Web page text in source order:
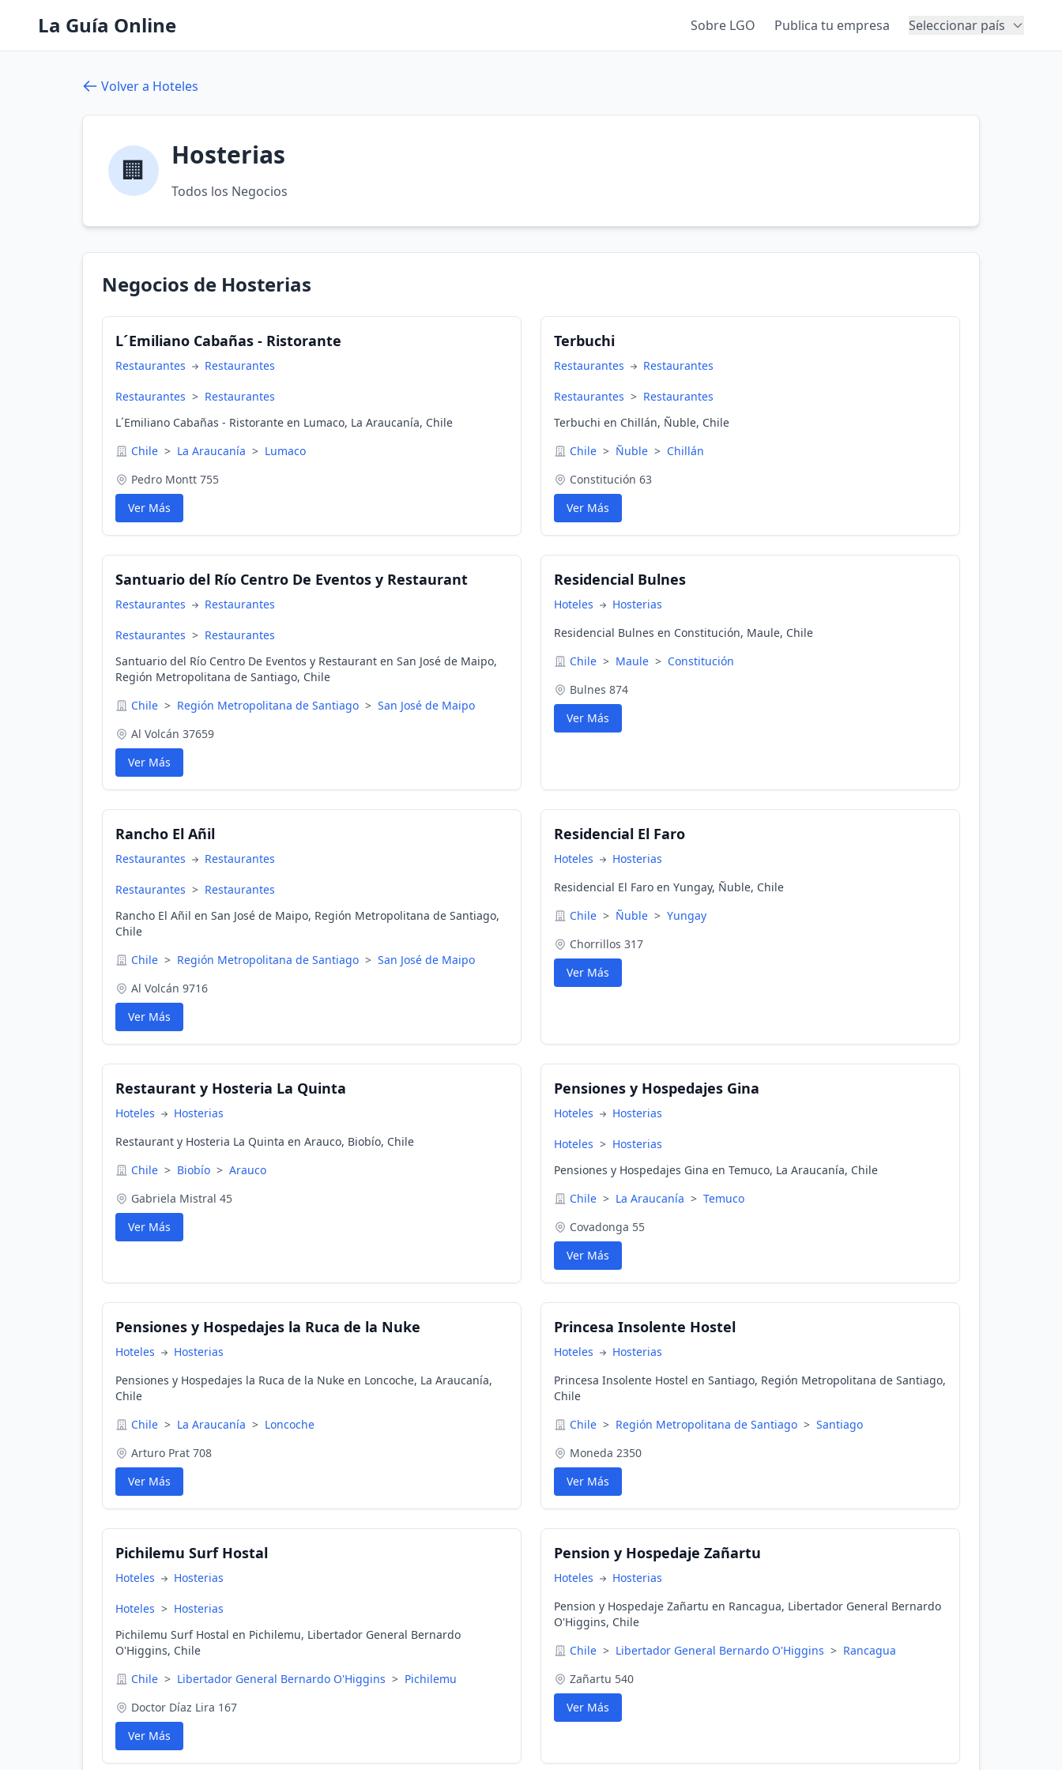
La Guía Online Sobre LGO Publica tu empresa Seleccionar país
Volver a Hoteles
🏢 Hosterias
Todos los Negocios
Negocios de Hosterias
L´Emiliano Cabañas - Ristorante
Restaurantes Restaurantes
Restaurantes > Restaurantes
L´Emiliano Cabañas - Ristorante en Lumaco, La Araucanía, Chile
Chile > La Araucanía > Lumaco
Pedro Montt 755
Ver Más
Terbuchi
Restaurantes Restaurantes
Restaurantes > Restaurantes
Terbuchi en Chillán, Ñuble, Chile
Chile > Ñuble > Chillán
Constitución 63
Ver Más
Santuario del Río Centro De Eventos y Restaurant
Restaurantes Restaurantes
Restaurantes > Restaurantes
Santuario del Río Centro De Eventos y Restaurant en San José de Maipo,
Región Metropolitana de Santiago, Chile
Chile > Región Metropolitana de Santiago > San José de Maipo
Al Volcán 37659
Ver Más
Residencial Bulnes
Hoteles
Hosterias
Residencial Bulnes en Constitución, Maule, Chile
Chile > Maule > Constitución
Bulnes 874
Ver Más
Rancho El Añil
Restaurantes Restaurantes
Restaurantes > Restaurantes
Rancho El Añil en San José de Maipo, Región Metropolitana de Santiago,
Chile
Chile > Región Metropolitana de Santiago > San José de Maipo
Al Volcán 9716
Ver Más
Residencial El Faro
Hoteles
Hosterias
Residencial El Faro en Yungay, Ñuble, Chile
Chile > Ñuble > Yungay
Chorrillos 317
Ver Más
Restaurant y Hosteria La Quinta
Hoteles
Hosterias
Restaurant y Hosteria La Quinta en Arauco, Biobío, Chile
Chile > Biobío > Arauco
Gabriela Mistral 45
Ver Más
Pensiones y Hospedajes Gina
Hoteles Hosterias
Hoteles > Hosterias
Pensiones y Hospedajes Gina en Temuco, La Araucanía, Chile
Chile > La Araucanía > Temuco
Covadonga 55
Ver Más
Pensiones y Hospedajes la Ruca de la Nuke
Hoteles
Hosterias
Pensiones y Hospedajes la Ruca de la Nuke en Loncoche, La Araucanía,
Chile
Chile > La Araucanía > Loncoche
Arturo Prat 708
Ver Más
Princesa Insolente Hostel
Hoteles
Hosterias
Princesa Insolente Hostel en Santiago, Región Metropolitana de Santiago,
Chile
Chile > Región Metropolitana de Santiago > Santiago
Moneda 2350
Ver Más
Pichilemu Surf Hostal
Hoteles Hosterias
Hoteles > Hosterias
Pichilemu Surf Hostal en Pichilemu, Libertador General Bernardo
O'Higgins, Chile
Chile > Libertador General Bernardo O'Higgins > Pichilemu
Doctor Díaz Lira 167
Ver Más
Pension y Hospedaje Zañartu
Hoteles
Hosterias
Pension y Hospedaje Zañartu en Rancagua, Libertador General Bernardo
O'Higgins, Chile
Chile > Libertador General Bernardo O'Higgins > Rancagua
Zañartu 540
Ver Más